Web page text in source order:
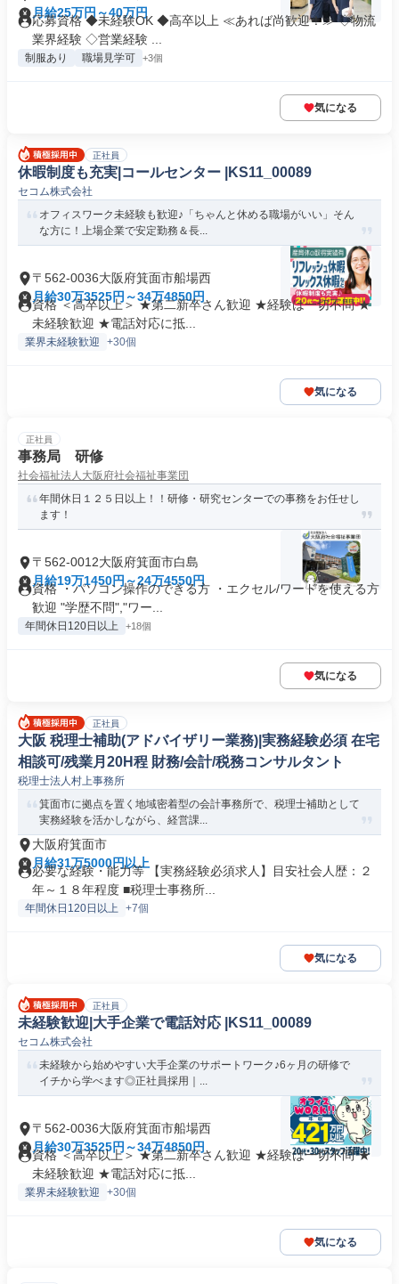
月給25万円～40万円
応募資格 ◆未経験OK ◆高卒以上 ≪あれば尚歓迎！≫ ◇物流
業界経験 ◇営業経験 ...
制服あり 職場見学可 +3個
気になる
正社員
休暇制度も充実|コールセンター |KS11_00089
セコム株式会社
オフィスワーク未経験も歓迎♪「ちゃんと休める職場がいい」そん
な方に！上場企業で安定勤務＆長...
〒562-0036大阪府箕面市船場西
月給30万3525円～34万4850円
資格 ＜高卒以上＞ ★第二新卒さん歓迎 ★経験は一切不問 ★
未経験歓迎 ★電話対応に抵...
業界未経験歓迎 +30個
気になる
正社員
事務局 研修
社会福祉法人大阪府社会福祉事業団
年間休日１２５日以上！！研修・研究センターでの事務をお任せし
ます！
〒562-0012大阪府箕面市白島
月給19万1450円～24万4550円
資格 ・パソコン操作のできる方 ・エクセル/ワードを使える方
歓迎 "学歴不問","ワー...
年間休日120日以上 +18個
気になる
正社員
大阪 税理士補助(アドバイザリー業務)|実務経験必須 在宅
相談可/残業月20H程 財務/会計/税務コンサルタント
税理士法人村上事務所
箕面市に拠点を置く地域密着型の会計事務所で、税理士補助として
実務経験を活かしながら、経営課...
大阪府箕面市
月給31万5000円以上
必要な経験・能力等 【実務経験必須求人】目安社会人歴：２
年～１８年程度 ■税理士事務所...
年間休日120日以上 +7個
気になる
正社員
未経験歓迎|大手企業で電話対応 |KS11_00089
セコム株式会社
未経験から始めやすい大手企業のサポートワーク♪6ヶ月の研修で
イチから学べます◎正社員採用｜...
〒562-0036大阪府箕面市船場西
月給30万3525円～34万4850円
資格 ＜高卒以上＞ ★第二新卒さん歓迎 ★経験は一切不問 ★
未経験歓迎 ★電話対応に抵...
業界未経験歓迎 +30個
気になる